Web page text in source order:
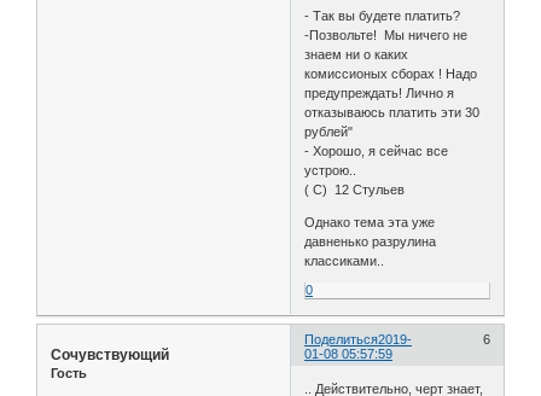
- Так вы будете платить?
-Позвольте! Мы ничего не
знаем ни о каких
комиссионых сборах ! Надо
предупреждать! Лично я
отказываюсь платить эти 30
рублей"
- Хорошо, я сейчас все
устрою..
( С) 12 Стульев
Однако тема эта уже
давненько разрулина
классиками..
0
Поделиться 6
2019-
01-08 05:57:59
Сочувствующий
Гость
.. Действительно, черт знает,